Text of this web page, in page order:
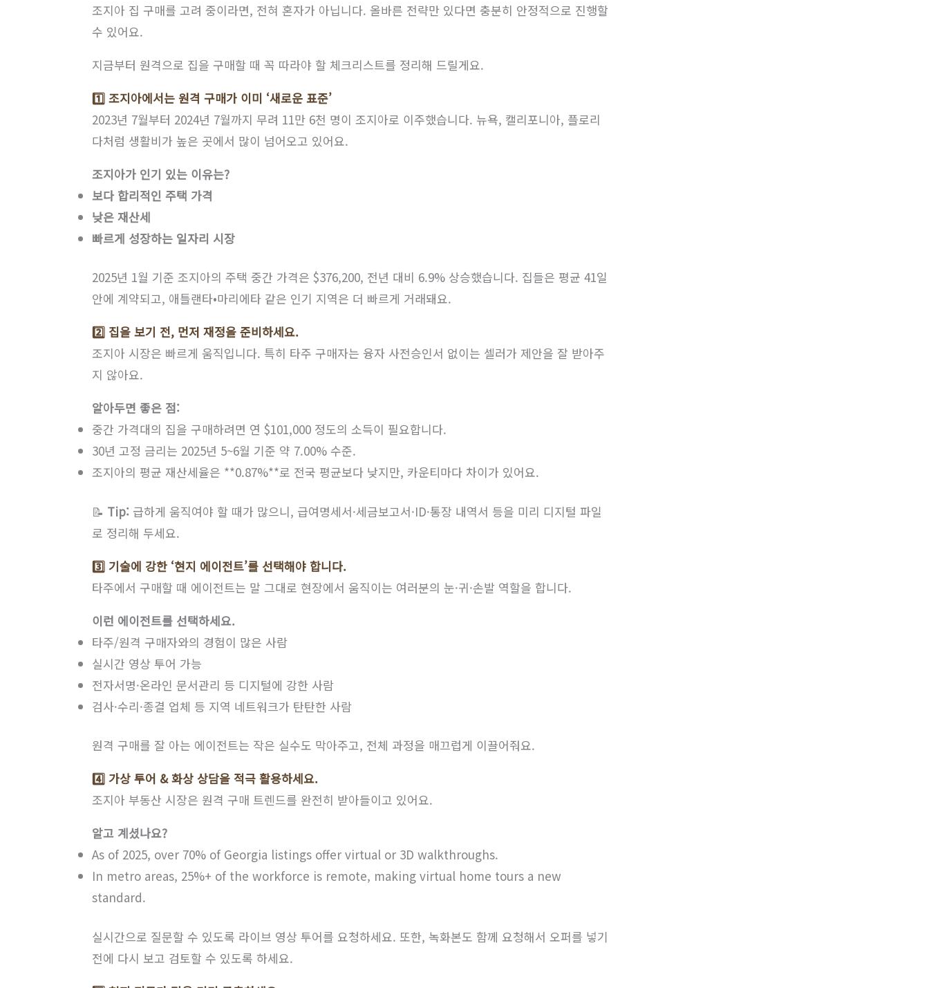
조지아 집 구매를 고려 중이라면, 전혀 혼자가 아닙니다. 올바른 전략만 있다면 충분히 안정적으로 진행할
수 있어요.
지금부터 원격으로 집을 구매할 때 꼭 따라야 할 체크리스트를 정리해 드릴게요.
1️⃣ 조지아에서는 원격 구매가 이미 ‘새로운 표준’
2023년 7월부터 2024년 7월까지 무려 11만 6천 명이 조지아로 이주했습니다. 뉴욕, 캘리포니아, 플로리
다처럼 생활비가 높은 곳에서 많이 넘어오고 있어요.
조지아가 인기 있는 이유는?
보다 합리적인 주택 가격
낮은 재산세
빠르게 성장하는 일자리 시장
2025년 1월 기준 조지아의 주택 중간 가격은 $376,200, 전년 대비 6.9% 상승했습니다. 집들은 평균 41일
안에 계약되고, 애틀랜타•마리에타 같은 인기 지역은 더 빠르게 거래돼요.
2️⃣ 집을 보기 전, 먼저 재정을 준비하세요.
조지아 시장은 빠르게 움직입니다. 특히 타주 구매자는 융자 사전승인서 없이는 셀러가 제안을 잘 받아주
지 않아요.
알아두면 좋은 점:
중간 가격대의 집을 구매하려면 연 $101,000 정도의 소득이 필요합니다.
30년 고정 금리는 2025년 5~6월 기준 약 7.00% 수준.
조지아의 평균 재산세율은 **0.87%**로 전국 평균보다 낮지만, 카운티마다 차이가 있어요.
📝 Tip: 급하게 움직여야 할 때가 많으니, 급여명세서·세금보고서·ID·통장 내역서 등을 미리 디지털 파일
로 정리해 두세요.
3️⃣ 기술에 강한 ‘현지 에이전트’를 선택해야 합니다.
타주에서 구매할 때 에이전트는 말 그대로 현장에서 움직이는 여러분의 눈·귀·손발 역할을 합니다.
이런 에이전트를 선택하세요.
타주/원격 구매자와의 경험이 많은 사람
실시간 영상 투어 가능
전자서명·온라인 문서관리 등 디지털에 강한 사람
검사·수리·종결 업체 등 지역 네트워크가 탄탄한 사람
원격 구매를 잘 아는 에이전트는 작은 실수도 막아주고, 전체 과정을 매끄럽게 이끌어줘요.
4️⃣ 가상 투어 & 화상 상담을 적극 활용하세요.
조지아 부동산 시장은 원격 구매 트렌드를 완전히 받아들이고 있어요.
알고 계셨나요?
As of 2025, over 70% of Georgia listings offer virtual or 3D walkthroughs.
In metro areas, 25%+ of the workforce is remote, making virtual home tours a new
standard.
실시간으로 질문할 수 있도록 라이브 영상 투어를 요청하세요. 또한, 녹화본도 함께 요청해서 오퍼를 넣기
전에 다시 보고 검토할 수 있도록 하세요.